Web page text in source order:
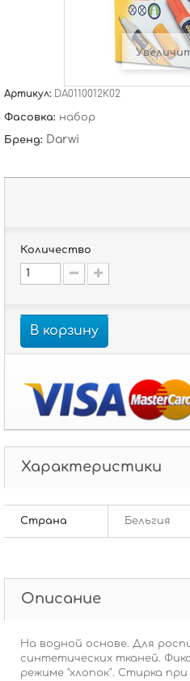
Артикул: DA0110012K02
Фасовка: набор
Бренд: Darwi
Количество
В корзину
Характеристики
Страна Бельгия
Описание
На водной основе. Для
синтетических тканей.
режиме "хлопок". Стирка